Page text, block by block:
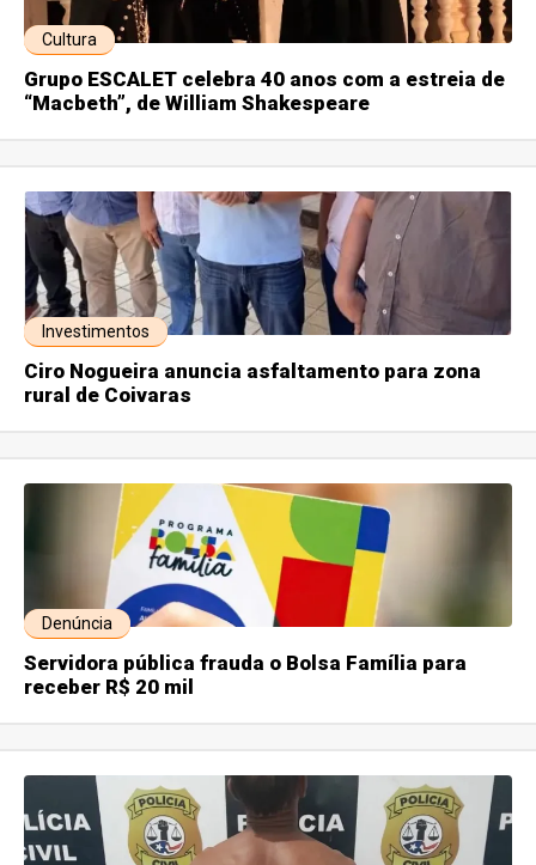
Cultura
Grupo ESCALET celebra 40 anos com a estreia de
“Macbeth”, de William Shakespeare
Investimentos
Ciro Nogueira anuncia asfaltamento para zona
rural de Coivaras
Denúncia
Servidora pública frauda o Bolsa Família para
receber R$ 20 mil